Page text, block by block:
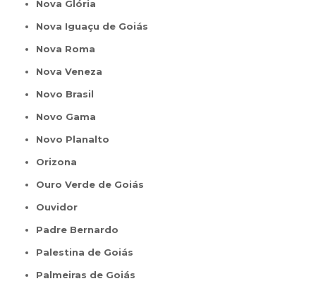
Nova Glória
Nova Iguaçu de Goiás
Nova Roma
Nova Veneza
Novo Brasil
Novo Gama
Novo Planalto
Orizona
Ouro Verde de Goiás
Ouvidor
Padre Bernardo
Palestina de Goiás
Palmeiras de Goiás